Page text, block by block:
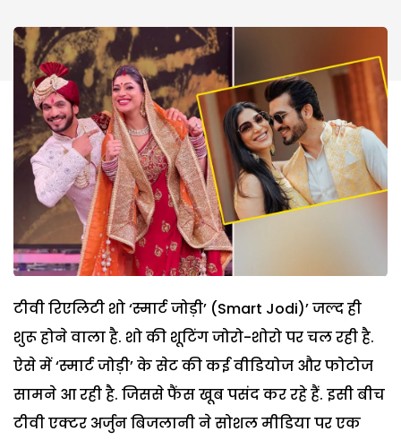
टीवी रिएलिटी शो ‘स्मार्ट जोड़ी’ (Smart Jodi)’ जल्द ही
शुरू होने वाला है. शो की शूटिंग जोरो-शोरो पर चल रही है.
ऐसे में ‘स्मार्ट जोड़ी’ के सेट की कई वीडियोज और फोटोज
सामने आ रही है. जिससे फैंस खूब पसंद कर रहे हैं. इसी बीच
टीवी एक्टर अर्जुन बिजलानी ने सोशल मीडिया पर एक